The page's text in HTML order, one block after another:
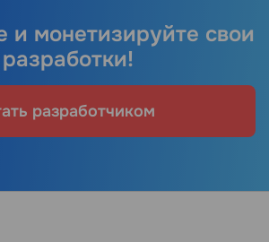
и монетизируйте свои
разработки!
разработчиком